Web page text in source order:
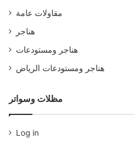
مقاولات عامة
هناجر
هناجر ومستودعات
هناجر ومستودعات الرياض
مظلات وسواتر
Log in